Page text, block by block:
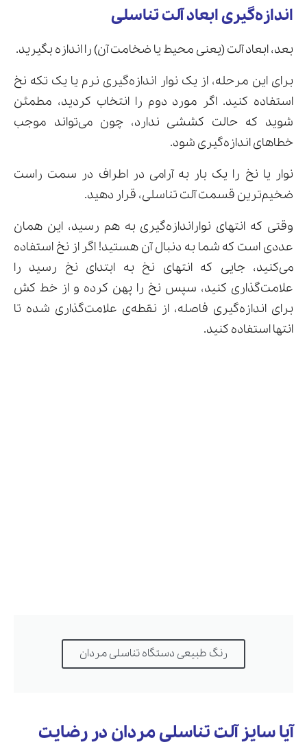
اندازه‌گیری ابعاد آلت تناسلی
بعد، ابعاد آلت (یعنی محیط یا ضخامت آن) را اندازه بگیرید.
برای این مرحله، از یک نوار اندازه‌گیری نرم یا یک تکه نخ
استفاده کنید. اگر مورد دوم را انتخاب کردید، مطمئن
شوید که حالت کششی ندارد، چون می‌تواند موجب
خطاهای اندازه‌گیری شود.
نوار یا نخ را یک بار به آرامی در اطراف در سمت راست
ضخیم‌ترین قسمت آلت تناسلی، قرار دهید.
وقتی که انتهای نواراندازه‌گیری به هم رسید، این همان
عددی است که شما به دنبال آن هستید! اگر از نخ استفاده
می‌کنید، جایی که انتهای نخ به ابتدای نخ رسید را
علامت‌گذاری کنید، سپس نخ را پهن کرده و از خط کش
برای اندازه‌گیری فاصله، از نقطه‌ی علامت‌گذاری شده تا
انتها استفاده کنید.
رنگ طبیعی دستگاه تناسلی مردان
آیا سایز آلت تناسلی مردان در رضایت